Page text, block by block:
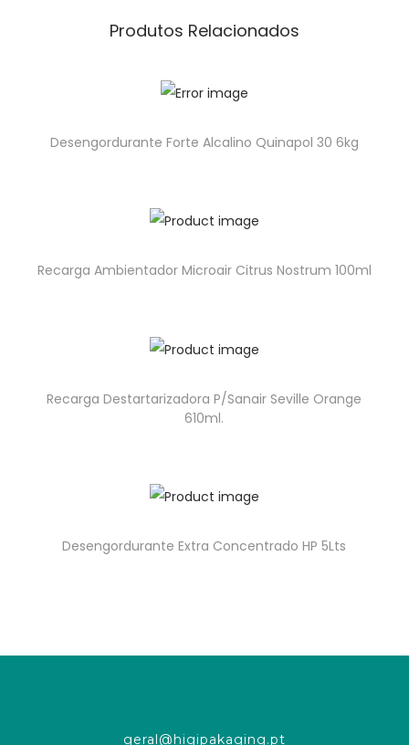
Produtos Relacionados
Desengordurante Forte Alcalino Quinapol 30 6kg
Recarga Ambientador Microair Citrus Nostrum 100ml
Recarga Destartarizadora P/Sanair Seville Orange
610ml.
Desengordurante Extra Concentrado HP 5Lts
geral@higipakaging.pt